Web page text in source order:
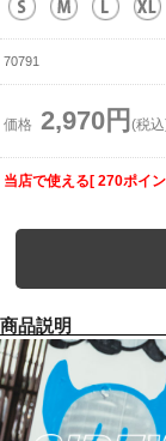
70791
価格 2,970円 (税
当店で使える[ 270ポイ
商品説明